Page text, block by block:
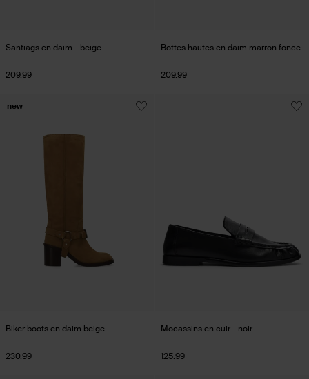
Santiags en daim - beige
209.99
Bottes hautes en daim marron foncé
209.99
Biker boots en daim beige
230.99
new
Mocassins en cuir - noir
125.99